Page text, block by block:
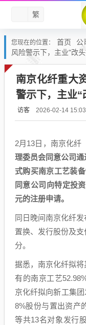
繁
您现在的位置： 首页 公
风险警示下，主业“改
南京化纤重大
警示下，主业“
访客 2026-02-14
2月13日，南京化纤
理委员会同意公司
式购买南京工艺装
同意公司向特定投
元的注册申请。
同日晚间南京化纤
置换、发行股份及
分。
据悉，南京化纤拟
有的南京工艺
京化纤拟向新工集
8%股份与置出资产
等共13名对象发行